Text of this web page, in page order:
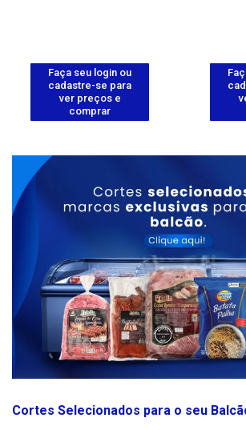
Faça seu login ou
cadastre-se para
ver preços e
comprar
Cortes Selecionados para o seu